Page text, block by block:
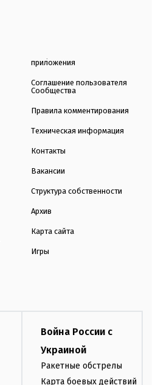
приложения
Соглашение пользователя
Сообщества
Правила комментирования
Техническая информация
Контакты
Вакансии
Структура собственности
Архив
Карта сайта
Игры
Война России с
Украиной
Ракетные обстрелы
Карта боевых действий